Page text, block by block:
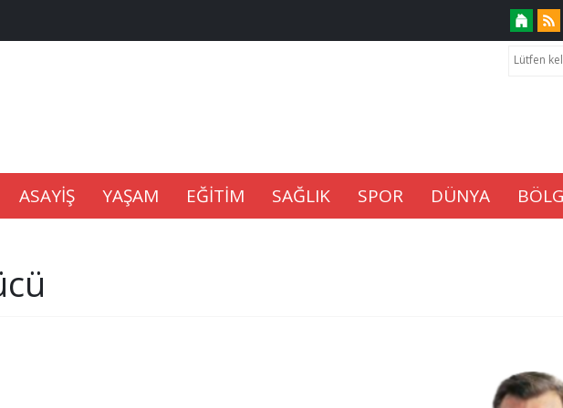
ASAYİŞ YAŞAM EĞİTİM SAĞLIK SPOR DÜNYA